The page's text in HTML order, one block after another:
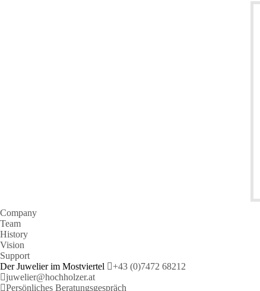
Company
Team
History
Vision
Support
Der Juwelier im Mostviertel
+43 (0)7472 68212
juwelier@hochholzer.at
Persönliches Beratungsgespräch